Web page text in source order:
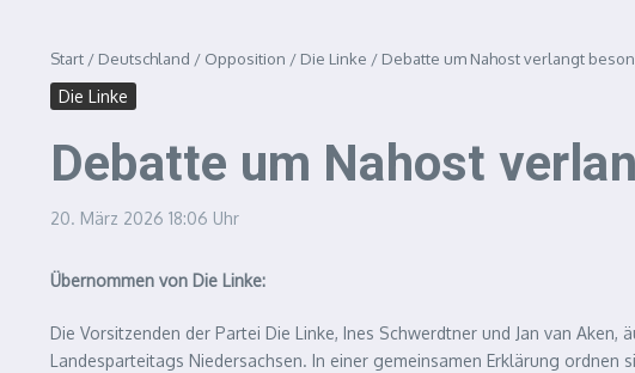
Start / Deutschland / Opposition / Die Linke / Debatte um Nahost verlangt
Die Linke
Debatte um Nahost
20. März 2026 18:06 Uhr
Übernommen von Die Linke:
Die Vorsitzenden der Partei Die Linke, Ines Schwerdtner und Jan van
Landesparteitags Niedersachsen. In einer gemeinsamen Erklärung